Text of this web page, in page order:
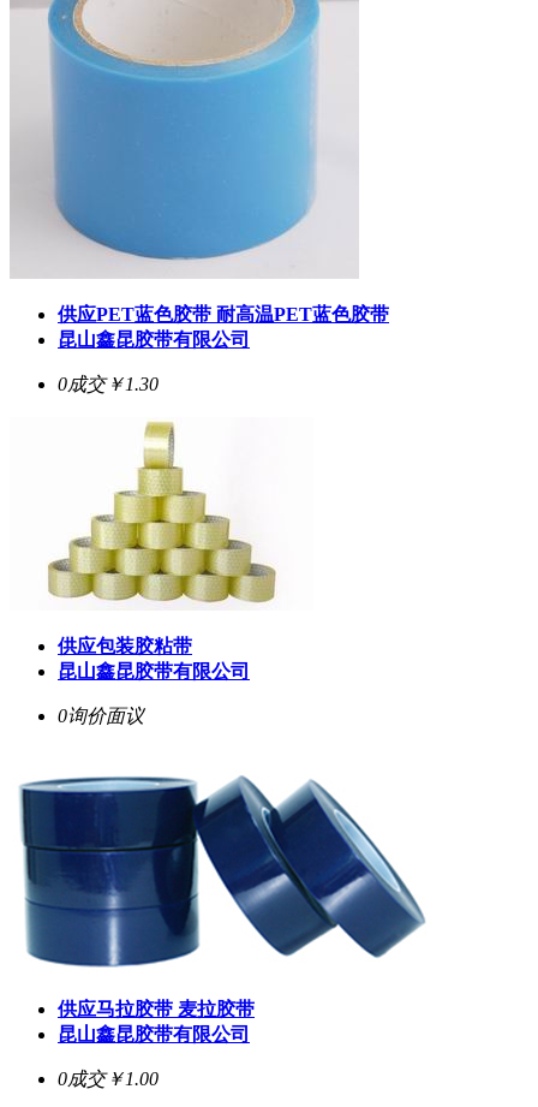
供应PET蓝色胶带 耐高温PET蓝色胶带
昆山鑫昆胶带有限公司
0成交￥1.30
供应包装胶粘带
昆山鑫昆胶带有限公司
0询价面议
供应马拉胶带 麦拉胶带
昆山鑫昆胶带有限公司
0成交￥1.00